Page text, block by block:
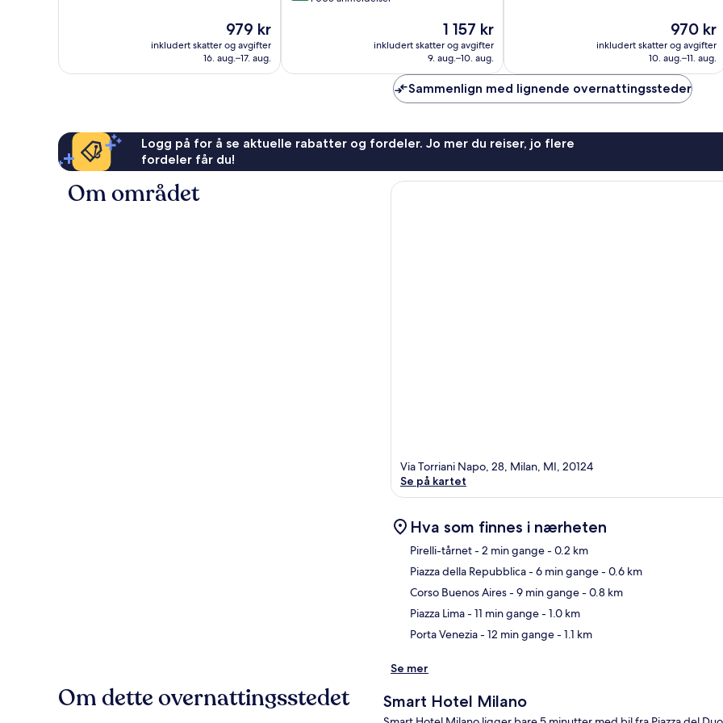
Prisen
er
979 kr
979 kr
inkludert skatter og avgifter
16. aug.–17. aug.
anmeldelser
Prisen
er
1 157 kr
1 157 kr
inkludert skatter og avgifter
9. aug.–10. aug.
Prisen
er
970 kr
970 kr
inkludert skatter og avgifter
10. aug.–11. aug.
Sammenlign med lignende overnattingssteder
Logg på for å se aktuelle rabatter og fordeler. Jo mer du reiser, jo flere
fordeler får du!
Om området
Via Torriani Napo, 28, Milan, MI, 20124
Se på kartet
Hva som finnes i nærheten
Pirelli-tårnet- 2 min gange- 0.2 km
Piazza della Repubblica- 6 min gange- 0.6 km
Corso Buenos Aires- 9 min gange- 0.8 km
Piazza Lima- 11 min gange- 1.0 km
Porta Venezia- 12 min gange- 1.1 km
Se mer
Om dette overnattingsstedet Smart Hotel Milano